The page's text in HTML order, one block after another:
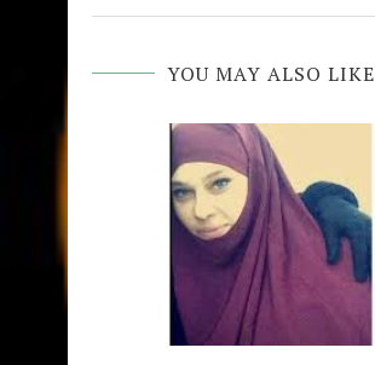
YOU MAY ALSO LIKE